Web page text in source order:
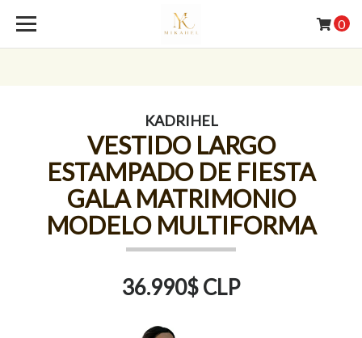
0
KADRIHEL
VESTIDO LARGO
ESTAMPADO DE FIESTA
GALA MATRIMONIO
MODELO MULTIFORMA
36.990$ CLP